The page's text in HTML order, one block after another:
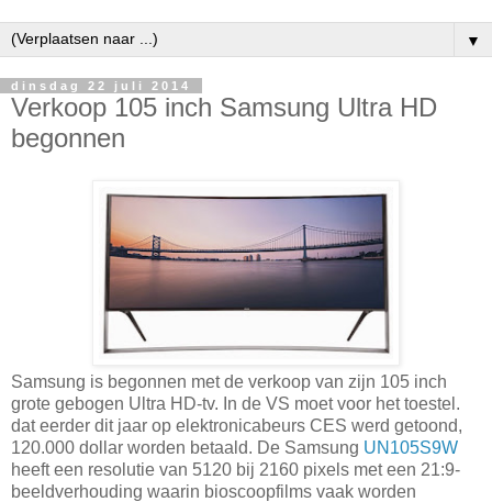
▼
dinsdag 22 juli 2014
Verkoop 105 inch Samsung Ultra HD
begonnen
Samsung is begonnen met de verkoop van zijn 105 inch
grote gebogen Ultra HD-tv. In de VS moet voor het toestel.
dat eerder dit jaar op elektronicabeurs CES werd getoond,
120.000 dollar worden betaald. De Samsung UN105S9W
heeft een resolutie van 5120 bij 2160 pixels met een 21:9-
beeldverhouding waarin bioscoopfilms vaak worden